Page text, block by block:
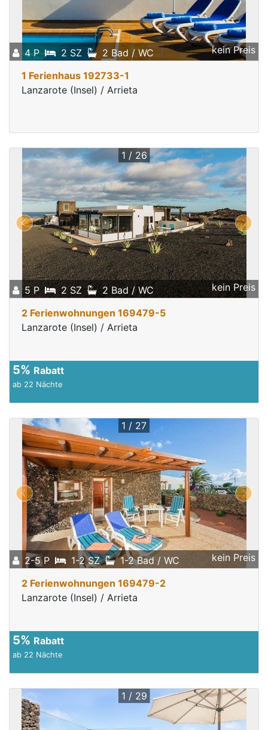
4 P 2 SZ 2 Bad / WC kein Preis
1 Ferienhaus 192733-1
Lanzarote (Insel) / Arrieta
5 P 2 SZ 2 Bad / WC kein Preis
1 / 26
2 Ferienwohnungen 169479-5
Lanzarote (Insel) / Arrieta
5% Rabatt
ab 22 Nächte
2-5 P 1-2 SZ 1-2 Bad / WC kein Preis
1 / 27
2 Ferienwohnungen 169479-2
Lanzarote (Insel) / Arrieta
5% Rabatt
ab 22 Nächte
1 / 29